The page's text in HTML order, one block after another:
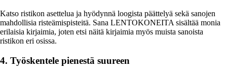
Katso ristikon asettelua ja hyödynnä loogista päättelyä sekä sanojen
mahdollisia risteämispisteitä. Sana LENTOKONEITA sisältää monia
erilaisia kirjaimia, joten etsi näitä kirjaimia myös muista sanoista
ristikon eri osissa.
4. Työskentele pienestä suureen